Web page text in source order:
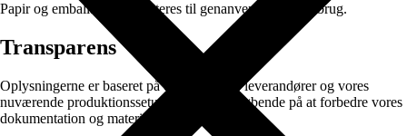
Papir og emballage kan sorteres til genanvendelse efter brug.
Transparens
Oplysningerne er baseret på data fra vores leverandører og vores
nuværende produktionssetup. Vi arbejder løbende på at forbedre vores
dokumentation og materialevalg.